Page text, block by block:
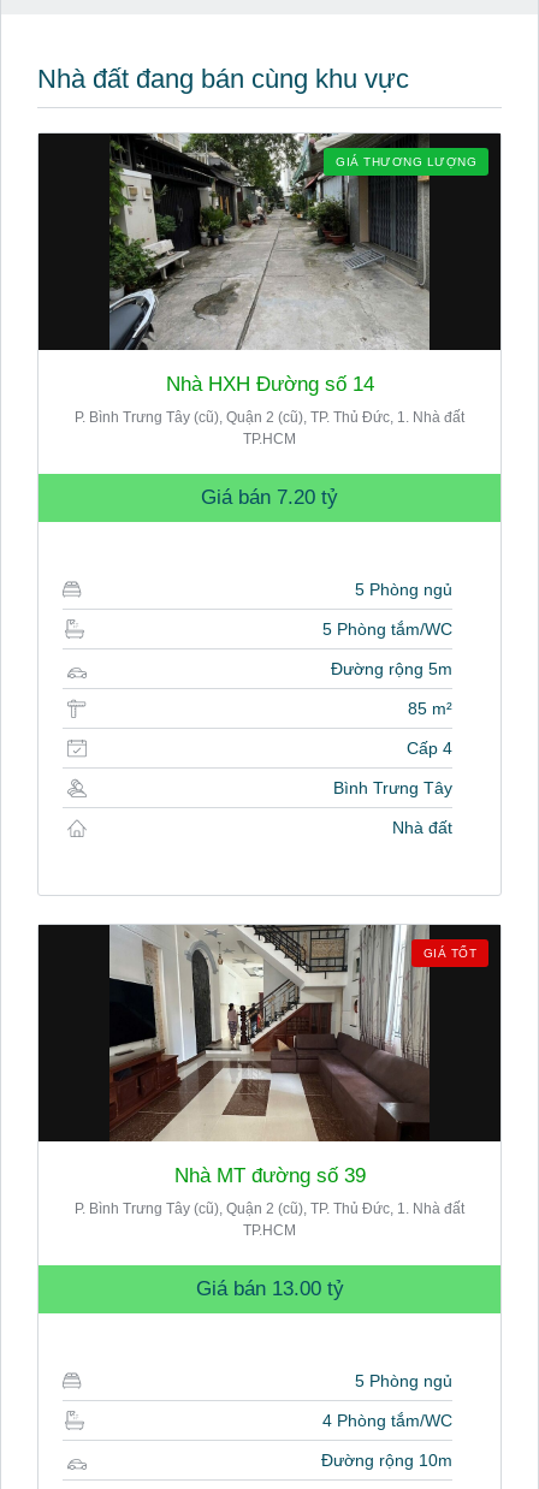
Nhà đất đang bán cùng khu vực
GIÁ THƯƠNG LƯỢNG
Nhà HXH Đường số 14
P. Bình Trưng Tây (cũ), Quận 2 (cũ), TP. Thủ Đức, 1. Nhà đất
TP.HCM
Giá bán 7.20 tỷ
5 Phòng ngủ
5 Phòng tắm/WC
Đường rộng 5m
85 m²
Cấp 4
Bình Trưng Tây
Nhà đất
GIÁ TỐT
Nhà MT đường số 39
P. Bình Trưng Tây (cũ), Quận 2 (cũ), TP. Thủ Đức, 1. Nhà đất
TP.HCM
Giá bán 13.00 tỷ
5 Phòng ngủ
4 Phòng tắm/WC
Đường rộng 10m